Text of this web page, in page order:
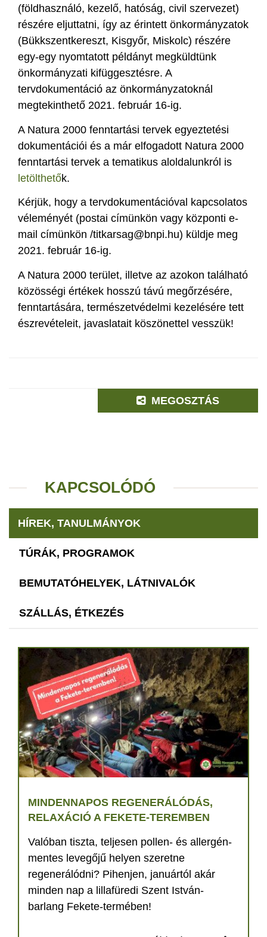
(földhasználó, kezelő, hatóság, civil szervezet)
részére eljuttatni, így az érintett önkormányzatok
(Bükkszentkereszt, Kisgyőr, Miskolc) részére
egy-egy nyomtatott példányt megküldtünk
önkormányzati kifüggesztésre. A
tervdokumentáció az önkormányzatoknál
megtekinthető 2021. február 16-ig.
A Natura 2000 fenntartási tervek egyeztetési
dokumentációi és a már elfogadott Natura 2000
fenntartási tervek a tematikus aloldalunkról is
letölthetők.
Kérjük, hogy a tervdokumentációval kapcsolatos
véleményét (postai címünkön vagy központi e-
mail címünkön /titkarsag@bnpi.hu) küldje meg
2021. február 16-ig.
A Natura 2000 terület, illetve az azokon található
közösségi értékek hosszú távú megőrzésére,
fenntartására, természetvédelmi kezelésére tett
észrevételeit, javaslatait köszönettel vesszük!
MEGOSZTÁS
KAPCSOLÓDÓ
HÍREK, TANULMÁNYOK
TÚRÁK, PROGRAMOK
BEMUTATÓHELYEK, LÁTNIVALÓK
SZÁLLÁS, ÉTKEZÉS
MINDENNAPOS REGENERÁLÓDÁS,
RELAXÁCIÓ A FEKETE-TEREMBEN
Valóban tiszta, teljesen pollen- és allergén-
mentes levegőjű helyen szeretne
regenerálódni? Pihenjen, januártól akár
minden nap a lillafüredi Szent István-
barlang Fekete-termében!